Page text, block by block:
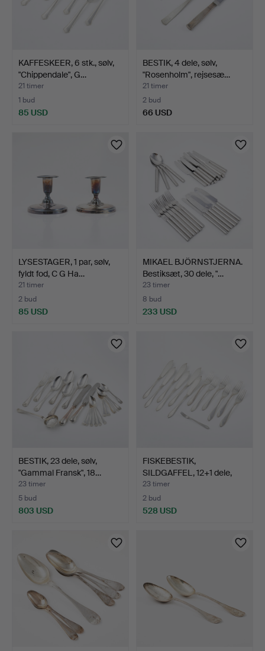
KAFFESKEER, 6 stk., sølv,
"Chippendale", G…
21 timer
1 bud
85 USD
BESTIK, 4 dele, sølv,
"Rosenholm", rejsesæ…
21 timer
2 bud
66 USD
LYSESTAGER, 1 par, sølv,
fyldt fod, C G Ha…
21 timer
2 bud
85 USD
MIKAEL BJÖRNSTJERNA.
Bestiksæt, 30 dele, "…
23 timer
8 bud
233 USD
BESTIK, 23 dele, sølv,
"Gammal Fransk", 18…
23 timer
5 bud
803 USD
FISKEBESTIK,
SILDGAFFEL, 12+1 dele,
sølv, …
23 timer
2 bud
528 USD